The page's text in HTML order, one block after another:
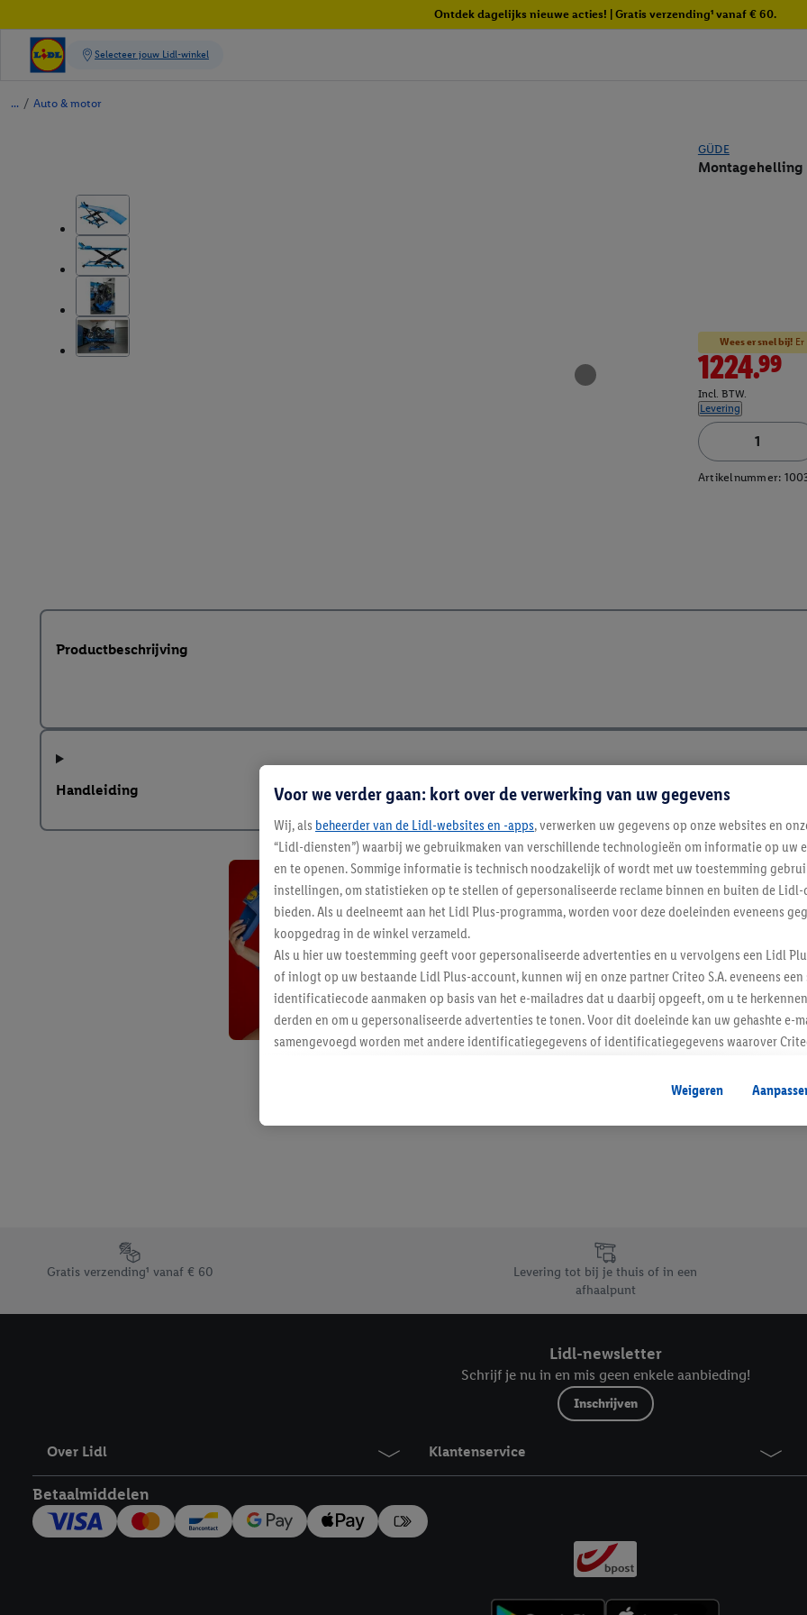
Ontdek dagelijks nieuwe acties! | Gratis verzending¹ vanaf € 60.
/ Auto & motor
GÜDE
Montagehelling
Wees er snel bij!Er
1224.99
Incl. BTW.
Levering
Artikelnummer:
Productbeschrijving
Handleiding
Blijf op de
Inschrijven
Footerelement met de verschillende USPs van Lidl.be
Gratis verzending¹ vanaf € 60
Levering tot bij je thuis of in een
afhaalpunt
Lidl-newsletter
Schrijf je nu in en mis geen enkele aanbieding!
Inschrijven
Over Lidl Klantenservice
Betaalmiddelen
Voor we verder gaan: kort over de verwerking van uw gegevens
Wij, als beheerder van de Lidl-websites en -apps, verwerken uw gegevens op onze websites en
“Lidl-diensten”) waarbij we gebruikmaken van verschillende technologieën om informatie op uw
en te openen. Sommige informatie is technisch noodzakelijk of wordt met uw toestemming
instellingen, om statistieken op te stellen of gepersonaliseerde reclame binnen en buiten de Lidl-
bieden. Als u deelneemt aan het Lidl Plus-programma, worden voor deze doeleinden eveneens
koopgedrag in de winkel verzameld.
Als u hier uw toestemming geeft voor gepersonaliseerde advertenties en u vervolgens een Lidl
of inlogt op uw bestaande Lidl Plus-account, kunnen wij en onze partner Criteo S.A. eveneens
identificatiecode aanmaken op basis van het e-mailadres dat u daarbij opgeeft, om u te
derden en om u gepersonaliseerde advertenties te tonen. Voor dit doeleinde kan uw gehashte e-
samengevoegd worden met andere identificatiegegevens of identificatiegegevens waarover
Als u hiermee akkoord gaat, kunnen advertenties in het kader van retargeting, d.w.z. advertenties
u interesse hebt getoond (bijvoorbeeld door het product in de webshop aan uw winkelmandje toe
niet te kopen), ook op verschillende apparaten en verschillende Lidl-diensten worden
waaronder de bewaartermijn van de gegevens en uw recht om uw toestemming te allen tijde met
privacyverklaring .Je vindt het impressum hier.
Weigeren